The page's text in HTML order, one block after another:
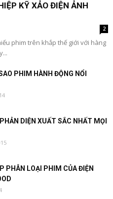
KỸ XẢO ĐIỆN ẢNH
2
phim trên khắp thế giới với hàng
PHIM HÀNH ĐỘNG NỔI
DIỆN XUẤT SẮC NHẤT MỌI
PHÂN LOẠI PHIM CỦA ĐIỆN